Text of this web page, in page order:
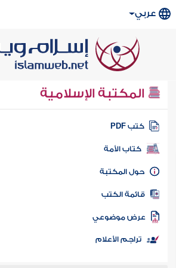
عربي
المكتبة الإسلامية
كتب PDF
كتاب الأمة
المكتبة
الكتب
موضوعي